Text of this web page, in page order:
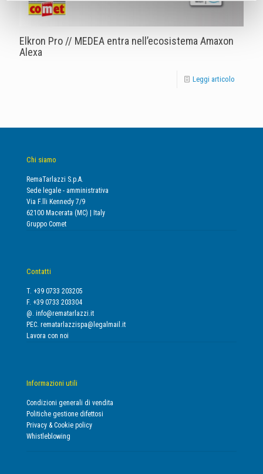
Elkron Pro // MEDEA entra nell’ecosistema Amaxon
Alexa
Leggi articolo
Chi siamo
RemaTarlazzi S.p.A.
Sede legale - amministrativa
Via F.lli Kennedy 7/9
62100 Macerata (MC) | Italy
Gruppo Comet
Contatti
T. +39 0733 203205
F. +39 0733 203304
@. info@rematarlazzi.it
PEC. rematarlazzispa@legalmail.it
Lavora con noi
Informazioni utili
Condizioni generali di vendita
Politiche gestione difettosi
Privacy & Cookie policy
Whistleblowing